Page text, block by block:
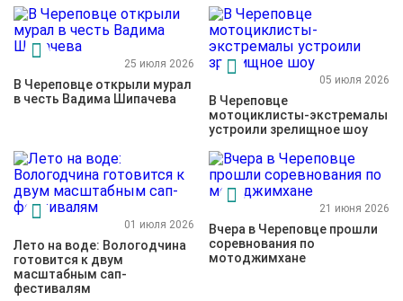
25 июля 2026
В Череповце открыли мурал
в честь Вадима Шипачева
05 июля 2026
В Череповце
мотоциклисты-экстремалы
устроили зрелищное шоу
01 июля 2026
Лето на воде: Вологодчина
готовится к двум
масштабным сап-
фестивалям
21 июня 2026
Вчера в Череповце прошли
соревнования по
мотоджимхане